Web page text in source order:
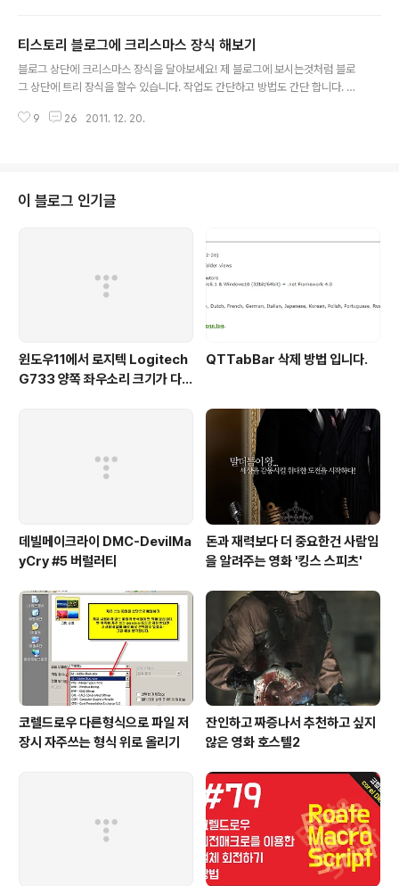
여 표현되었지만 지금은 일반적인 네티즌이 진행하는 강의, 강좌, 리뷰, 후기, 동
영상, 등의 전반적인 모두 ucc 등이 미디어 보다 많아지는 세상입니다. 오죽하
면... 웹문서보다 블로그 정보가 더 띄어 날까요;;;; 우리나라 네티즌이 가장 많이
티스토리 블로그에 크리스마스 장식 해보기
블로그 상단에 크리스마스 장식을 달아보세요! 제 블로그에 보시는것처럼 블로
그 상단에 트리 장식을 할수 있습니다. 작업도 간단하고 방법도 간단 합니다. 소
이런것도 기억을 하고 있습니다. 블로그에 장착 하는 방법은 간단 합니다. ▶ 블
클릭이 되지 않을 수 있습니다.) ※ 배너 다는 방법 (천천히 따라해 보세요!) 1. 배
너를 달고 싶은 블로그의 관리자 화면으로 간 뒤, 스킨 > HTML/CSS편집으
9 26 2011. 12. 20.
이 블로그 인기글
윈도우11에서 로지텍 Logitech
G733 양쪽 좌우소리 크기가 다르
QTTabBar 삭제 방법 입니다.
데빌메이크라이 DMC-DevilMa
yCry #5 버럴러티
돈과 재력보다 더 중요한건 사람임
을 알려주는 영화 '킹스 스피츠'
코렐드로우 다른형식으로 파일 저
장시 자주쓰는 형식 위로 올리기
잔인하고 짜증나서 추천하고 싶지
않은 영화 호스텔2